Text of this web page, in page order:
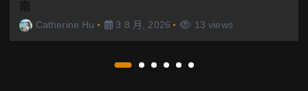
南
Catherine Hu 3 8 月, 2026 13 views